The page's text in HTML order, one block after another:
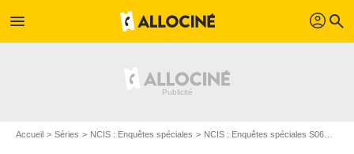
menu profil search
Accueil Séries NCIS : Enquêtes spéciales NCIS : Enquêtes spéciales S06